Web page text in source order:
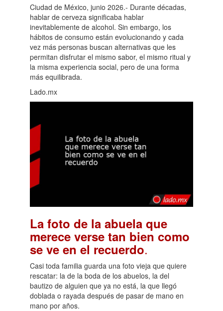
Ciudad de México, junio 2026.- Durante décadas,
hablar de cerveza significaba hablar
inevitablemente de alcohol. Sin embargo, los
hábitos de consumo están evolucionando y cada
vez más personas buscan alternativas que les
permitan disfrutar el mismo sabor, el mismo ritual y
la misma experiencia social, pero de una forma
más equilibrada.
Lado.mx
La foto de la abuela que
merece verse tan bien como
se ve en el recuerdo.
Casi toda familia guarda una foto vieja que quiere
rescatar: la de la boda de los abuelos, la del
bautizo de alguien que ya no está, la que llegó
doblada o rayada después de pasar de mano en
mano por años.